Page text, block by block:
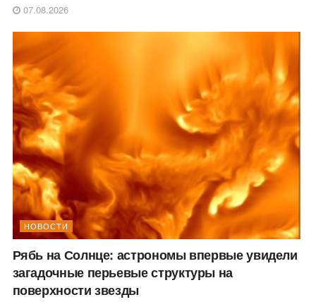
07.08.2026
НОВОСТИ
Рябь на Солнце: астрономы впервые увидели
загадочные перьевые структуры на
поверхности звезды